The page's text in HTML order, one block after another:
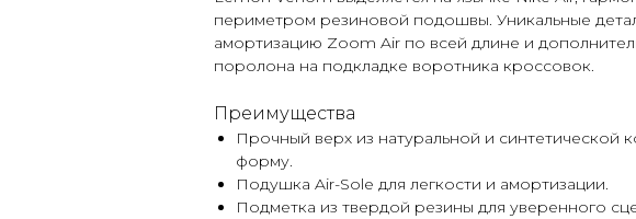
периметром резиновой подошвы. Уникальные
амортизацию Zoom Air по всей длине и
поролона на подкладке воротника кроссовок.
Преимущества
Прочный верх из натуральной и синтетической
форму.
Подушка Air-Sole для легкости и амортизации.
Подметка из твердой резины для уверенного